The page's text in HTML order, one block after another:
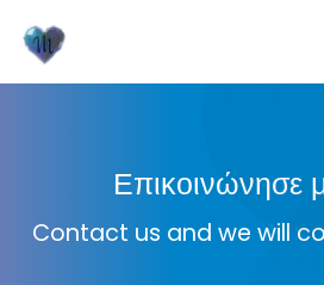
Επικοινώνησε
Contact us and we will